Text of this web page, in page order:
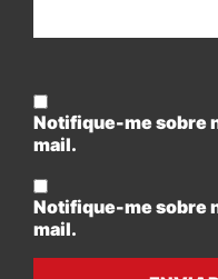
Notifique-me sobre
mail.
Notifique-me sobre
mail.